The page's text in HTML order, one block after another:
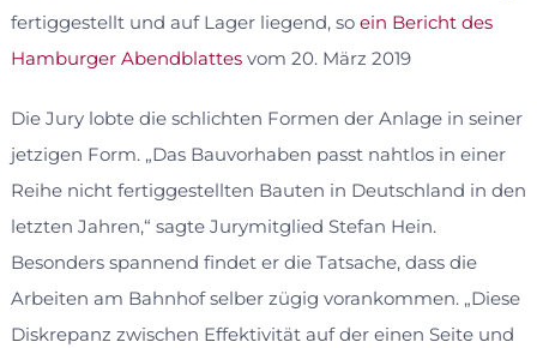
fertiggestellt und auf Lager liegend, so ein Bericht des
Hamburger Abendblattesvom 20. März 2019
Die Jury lobte die schlichten Formen der Anlage in seiner
jetzigen Form. „Das Bauvorhaben passt nahtlos in einer
Reihe nicht fertiggestellten Bauten in Deutschland in den
letzten Jahren,“ sagte Jurymitglied Stefan Hein.
Besonders spannend findet er die Tatsache, dass die
Arbeiten am Bahnhof selber zügig vorankommen. „Diese
Diskrepanz zwischen Effektivität auf der einen Seite und